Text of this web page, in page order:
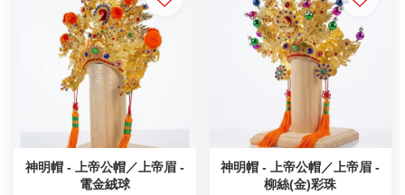
神明帽 - 上帝公帽／上帝眉 -
電金絨球
神明帽 - 上帝公帽／上帝眉 -
柳絲(金)彩珠